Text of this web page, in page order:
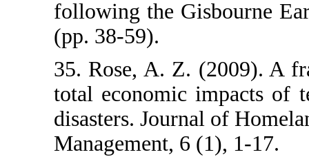
following the
35. Rose, A.
total
disasters.
Management,